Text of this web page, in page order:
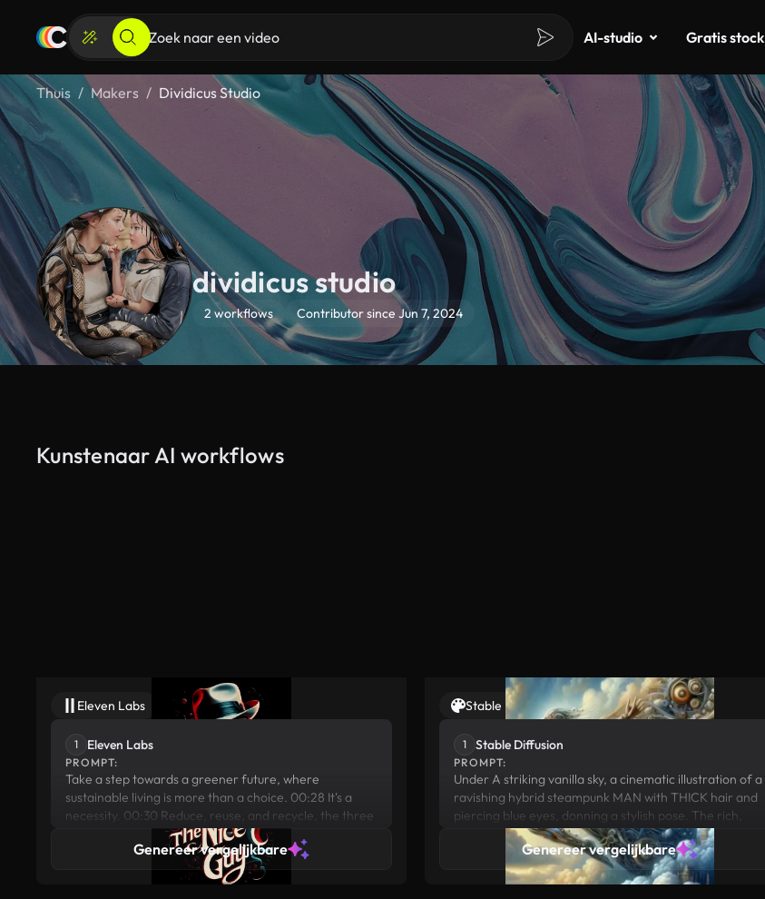
AI-studio Gratis stock
Thuis Makers Dividicus Studio
dividicus studio
2 workflows Contributor since Jun 7, 2024
Kunstenaar AI workflows
Eleven Labs Stable Diffusion
1 Eleven Labs
PROMPT:
Take a step towards a greener future, where
sustainable living is more than a choice. 00:28 It's a
necessity. 00:30 Reduce, reuse, and recycle, the three
R's that pave the way to a healthier planet. 00:38
Together, let's make Earth-friendly choices, becau
Genereer vergelijkbare
Stable Diffusion Suno
1 Stable Diffusion
PROMPT:
Under A striking vanilla sky, a cinematic illustration of a
ravishing hybrid steampunk MAN with THICK hair and
piercing blue eyes, donning a stylish pose. The rich,
ocean background accentuates his classy attire,
featuring a vibrant combination of SILVER
Genereer vergelijkbare